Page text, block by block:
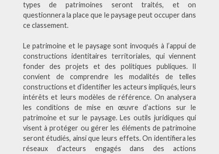
types de patrimoines seront traités, et on
questionnera la place que le paysage peut occuper dans
ce classement.
Le patrimoine et le paysage sont invoqués à l’appui de
constructions identitaires territoriales, qui viennent
fonder des projets et des politiques publiques. Il
convient de comprendre les modalités de telles
constructions et d’identifier les acteurs impliqués, leurs
intérêts et leurs modèles de référence. On analysera
les conditions de mise en œuvre d’actions sur le
patrimoine et sur le paysage. Les outils juridiques qui
visent à protéger ou gérer les éléments de patrimoine
seront étudiés, ainsi que leurs effets. On identifiera les
réseaux d’acteurs engagés dans des actions